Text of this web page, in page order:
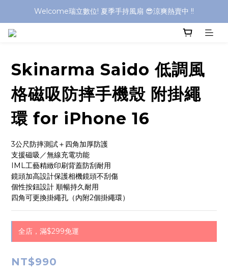
Welcome瑞立數位! 夏季手持風扇 😎涼爽熱賣中 !!
Welcome瑞立數位! 夏季手持風扇 😎涼爽熱賣中 !!
Welcome瑞立數位! 夏季手持風扇 😎涼爽熱賣中 !!
Skinarma Saido 低調風
格磁吸防摔手機殼 附掛繩
環 for iPhone 16
3公尺防摔測試＋四角加厚防護
支援磁吸／無線充電功能
IML工藝精緻印刷背蓋防刮耐用
鏡頭加高設計保護相機鏡頭不刮傷
個性按鈕設計 順暢持久耐用
四角可更換掛繩孔（內附2個掛繩環）
全店，滿$299免運
NT$990